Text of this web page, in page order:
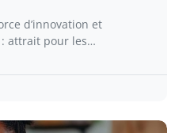
d’innovation et
attrait pour les…